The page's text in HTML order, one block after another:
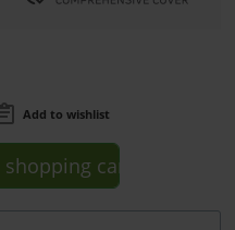
Add to wishlist
shopping cart